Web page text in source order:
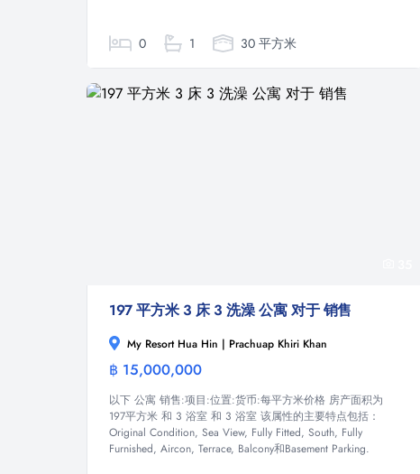
0 1 30 平方米
197 平方米 3 床 3 洗澡 公寓 对于 销售
My Resort Hua Hin | Prachuap Khiri Khan
฿ 15,000,000
以下 公寓 销售:项目:位置:货币:每平方米价格 房产面积为
197平方米 和 3 浴室 和 3 浴室 该属性的主要特点包括：
Original Condition, Sea View, Fully Fitted, South, Fully
Furnished, Aircon, Terrace, Balcony和Basement Parking.